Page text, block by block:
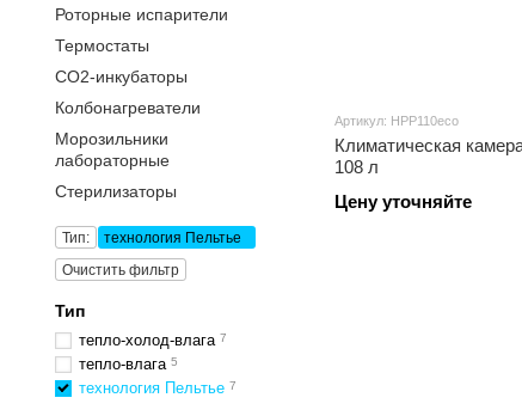
Артикул: HPP110eco
Климатическая
108 л
Цену уточняйте
Роторные испарители
Термостаты
CO2-инкубаторы
Колбонагреватели
Морозильники
лабораторные
Стерилизаторы
Тип:
технология Пельтье
Очистить фильтр
Тип
тепло-холод-влага 7
тепло-влага 5
технология Пельтье 7